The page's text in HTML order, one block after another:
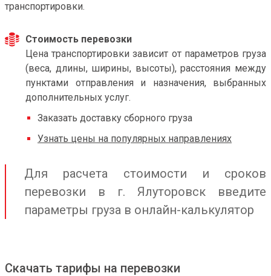
транспортировки.
Стоимость перевозки
Цена транспортировки зависит от параметров груза
(веса, длины, ширины, высоты), расстояния между
пунктами отправления и назначения, выбранных
дополнительных услуг.
Заказать доставку сборного груза
Узнать цены на популярных направлениях
Для расчета стоимости и сроков
перевозки в г. Ялуторовск введите
параметры груза в онлайн-калькулятор
Скачать тарифы на перевозки